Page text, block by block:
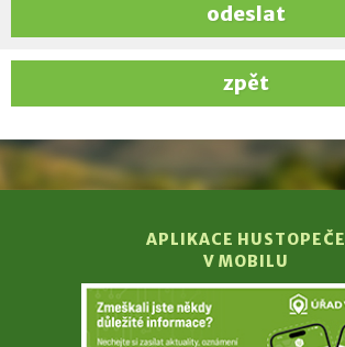
odeslat
zpět
APLIKACE HUSTOPEČE
V MOBILU